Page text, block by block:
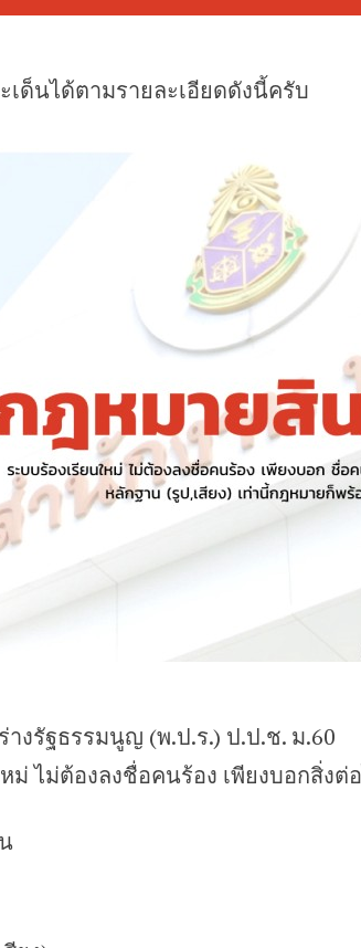
ด็นได้ตามรายละเอียดดังนี้ครับ
งรัฐธรรมนูญ (พ.ป.ร.) ป.ป.ช. ม.60
ม่ ไม่ต้องลงชื่อคนร้อง เพียงบอกสิ่งต่